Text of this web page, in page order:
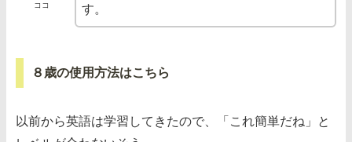
ココ
す。
８歳の使用方法はこちら
以前から英語は学習してきたので、「これ簡単だね」と